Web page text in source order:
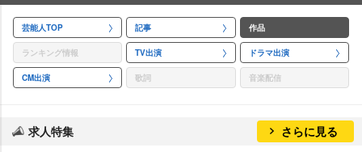
芸能人TOP 記事 作品
ランキング情報 TV出演 ドラマ出演
CM出演 歌詞 音楽配信
求人特集 さらに見る